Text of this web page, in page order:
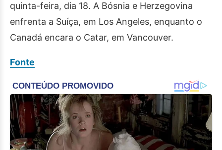
quinta-feira, dia 18. A Bósnia e Herzegovina
enfrenta a Suíça, em Los Angeles, enquanto o
Canadá encara o Catar, em Vancouver.
Fonte